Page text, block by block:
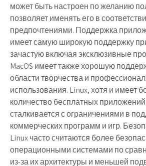
может быть настроен по желанию
позволяет именять его в
предпочтениями. Поддержка
имеет самую широкую поддержку
зачастую включая эксклюзивные
MacOS имеет также хорошую
области творчества и
использования. Linux, хотя и имеет
количество бесплатных
сталкивается с ограничениями в
коммерческих программ и игр.
Linux часто считаются более
операционными системами по
из-за их архитектуры и меньшей